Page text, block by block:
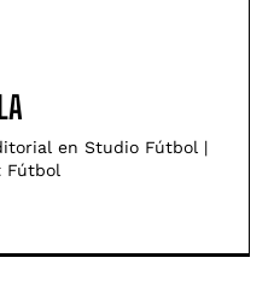
en Studio Fútbol |
Fútbol